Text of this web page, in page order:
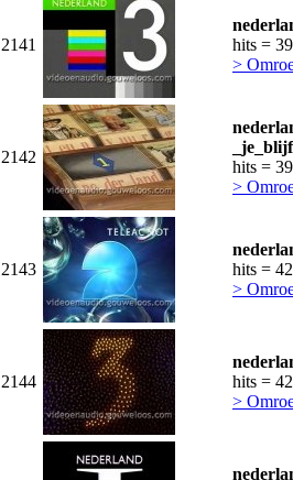
2141
hits =
>
2142
hits =
>
2143
hits =
>
2144
hits =
>